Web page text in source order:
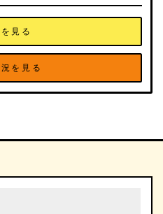
見る
を見る